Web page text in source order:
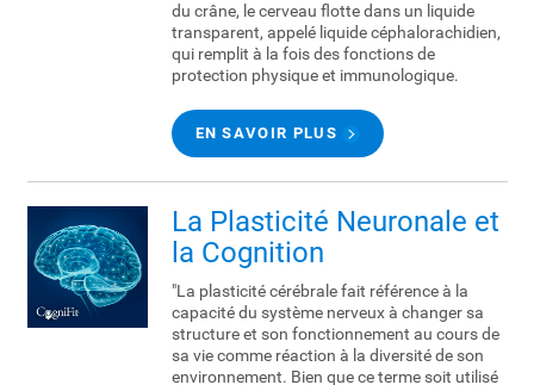
du crâne, le cerveau flotte dans un liquide
transparent, appelé liquide céphalorachidien,
qui remplit à la fois des fonctions de
protection physique et immunologique.
EN SAVOIR PLUS
La Plasticité Neuronale et
la Cognition
"La plasticité cérébrale fait référence à la
capacité du système nerveux à changer sa
structure et son fonctionnement au cours de
sa vie comme réaction à la diversité de son
environnement. Bien que ce terme soit utilisé